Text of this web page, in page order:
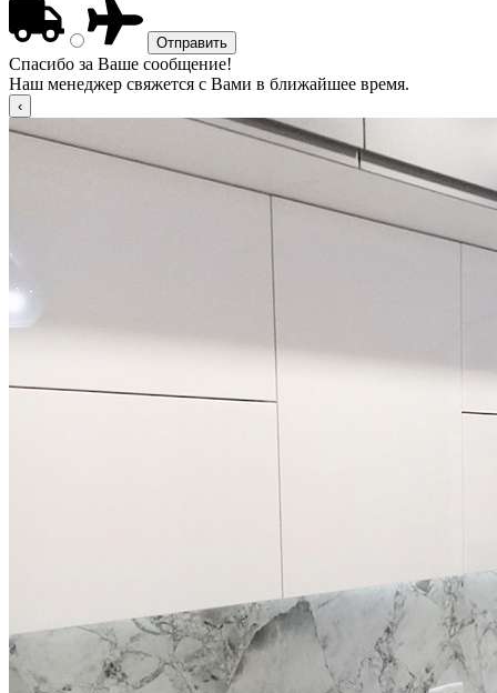
Спасибо за Ваше сообщение!
Наш менеджер свяжется с Вами в ближайшее время.